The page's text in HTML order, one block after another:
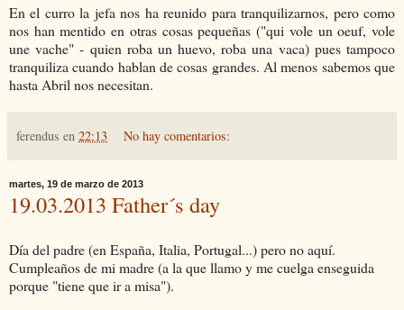
En el curro la jefa nos ha reunido para tranquilizarnos, pero como
nos han mentido en otras cosas pequeñas ("qui vole un oeuf, vole
une vache" - quien roba un huevo, roba una vaca) pues tampoco
tranquiliza cuando hablan de cosas grandes. Al menos sabemos que
hasta Abril nos necesitan.
ferendus en 22:13 No hay comentarios:
martes, 19 de marzo de 2013
19.03.2013 Father´s day
Día del padre (en España, Italia, Portugal...) pero no aquí.
Cumpleaños de mi madre (a la que llamo y me cuelga enseguida
porque "tiene que ir a misa").